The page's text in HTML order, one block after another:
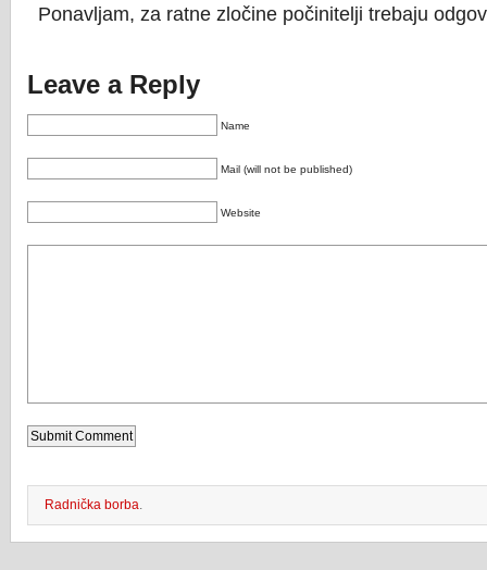
Ponavljam, za ratne zločine počinitelji trebaju
Leave a Reply
Name
Mail (will not be published)
Website
Radnička borba.